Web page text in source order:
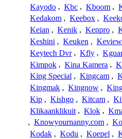
Kayodo , Kbc , Kboom ,
Kedakom , Keebox ,
Keian , Kenik , Kenpro ,
Keshini , Keuken , Keview
Keytech Dvr , Kfly ,
Kimpok , Kina Kamera ,
King Special , Kingcam ,
Kingmak , Kingnow ,
Kip , Kishgo , Kitcam ,
Klikaanklikuit , Klok ,
, Knowyournanny.com ,
Kodak , Kodu , Koepel ,